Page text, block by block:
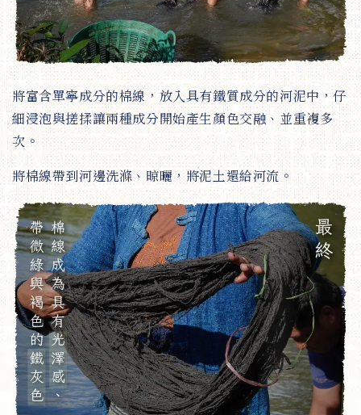
將富含單寧成分的棉線，放入具有鐵質成分的河泥中，仔
細浸泡與搓揉讓兩種成分開始產生顏色交融、並重複多
次。
將棉線帶到河邊洗滌、晾曬，將泥土還給河流。